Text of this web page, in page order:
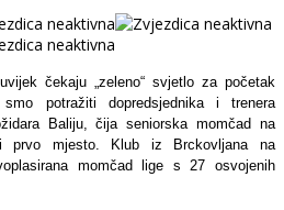
čekaju „zeleno“ svjetlo za početak
potražiti dopredsjednika i trenera
Baliju, čija seniorska momčad na
prvo mjesto. Klub iz Brckovljana na
momčad lige s 27 osvojenih